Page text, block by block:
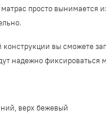
просто вынимается
конструкции вы сможете
надежно фиксироваться
верх бежевый